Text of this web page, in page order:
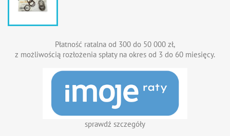
Płatność ratalna od 300 do 50 000 zł,
z możliwością rozłożenia spłaty na okres od 3 do 60 miesięcy.
sprawdź szczegóły